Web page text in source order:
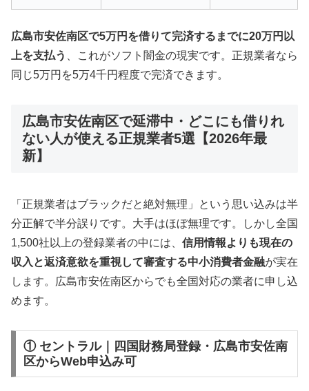
広島市安佐南区で5万円を借りて完済するまでに20万円以
上を支払う
、これがソフト闇金の現実です。正規業者なら
同じ5万円を5万4千円程度で完済できます。
広島市安佐南区で延滞中・どこにも借りれ
ない人が使える正規業者5選【2026年最
新】
「正規業者はブラックだと絶対無理」という思い込みは半
分正解で半分誤りです。大手はほぼ無理です。しかし全国
1,500社以上の登録業者の中には、 信用情報よりも現在の
収入と返済意欲を重視して審査する中小消費者金融が実在
します。広島市安佐南区からでも全国対応の業者に申し込
めます。
① セントラル｜四国財務局登録・広島市安佐南
区からWeb申込み可